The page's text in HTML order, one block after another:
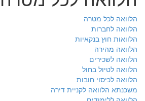
הלוואה לכל מטרה
הלוואה לחברות
הלוואות חוץ בנקאיות
הלוואה מהירה
הלוואה לשכירים
הלוואה לטיול בחול
הלוואה לכיסוי חובות
משכנתא הלוואה לקניית דירה